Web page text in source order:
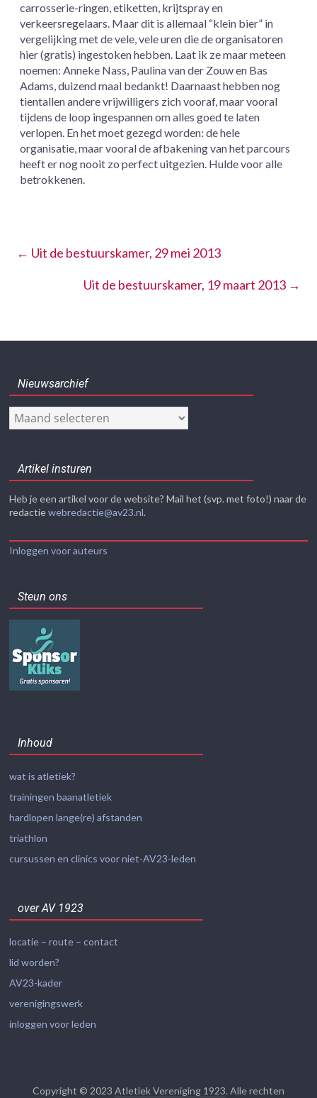
carrosserie-ringen, etiketten, krijtspray en
verkeersregelaars. Maar dit is allemaal “klein bier” in
vergelijking met de vele, vele uren die de organisatoren
hier (gratis) ingestoken hebben. Laat ik ze maar meteen
noemen: Anneke Nass, Paulina van der Zouw en Bas
Adams, duizend maal bedankt! Daarnaast hebben nog
tientallen andere vrijwilligers zich vooraf, maar vooral
tijdens de loop ingespannen om alles goed te laten
verlopen. En het moet gezegd worden: de hele
organisatie, maar vooral de afbakening van het parcours
heeft er nog nooit zo perfect uitgezien. Hulde voor alle
betrokkenen.
← Uit de bestuurskamer, 29 mei 2013
Uit de bestuurskamer, 19 maart 2013 →
Nieuwsarchief
Nieuwsarchief
Artikel insturen
Heb je een artikel voor de website? Mail het (svp. met foto!) naar de
redactiewebredactie@av23.nl.
Inloggen voor auteurs
Steun ons
Inhoud
wat is atletiek?
trainingen baanatletiek
hardlopen lange(re) afstanden
triathlon
cursussen en clinics voor niet-AV23-leden
over AV 1923
locatie – route – contact
lid worden?
AV23-kader
verenigingswerk
inloggen voor leden
Copyright © 2023 Atletiek Vereniging 1923. Alle rechten